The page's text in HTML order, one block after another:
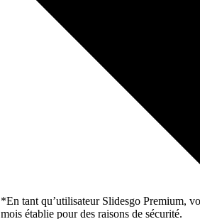
*En tant qu’utilisateur Slidesgo Premium,
mois établie pour des raisons de sécurité.